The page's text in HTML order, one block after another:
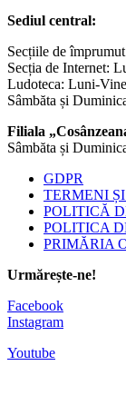
Sediul central:
Secțiile de
Secția de Internet:
Ludoteca: Luni-
Sâmbăta și
Filiala
Sâmbăta și
GDPR
TERMENI
POLITICĂ
POLITICA
PRIMĂRIA
Urmărește-ne!
Facebook
Instagram
Youtube